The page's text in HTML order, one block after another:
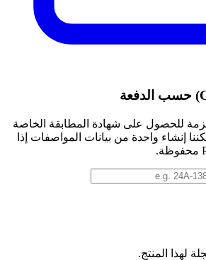
للحصول على شهادة المطابقة الخاصة
إنشاء واحدة من بيانات المواصفات إذا
لهذا المنتج.